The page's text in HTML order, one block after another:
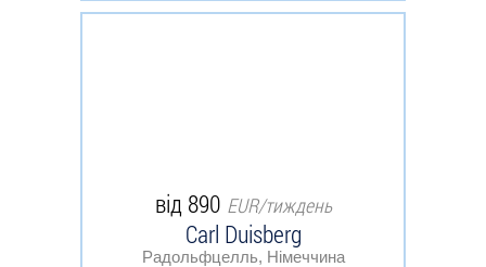
від 890 EUR/тиждень
Carl Duisberg
Радольфцелль, Німеччина